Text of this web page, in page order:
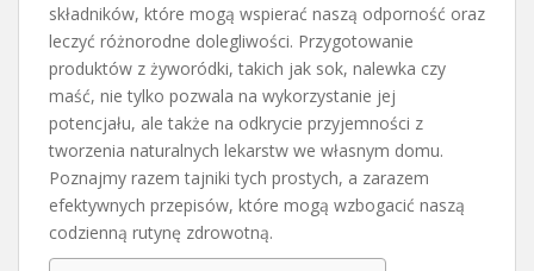
składników, które mogą wspierać naszą odporność oraz
leczyć różnorodne dolegliwości. Przygotowanie
produktów z żyworódki, takich jak sok, nalewka czy
maść, nie tylko pozwala na wykorzystanie jej
potencjału, ale także na odkrycie przyjemności z
tworzenia naturalnych lekarstw we własnym domu.
Poznajmy razem tajniki tych prostych, a zarazem
efektywnych przepisów, które mogą wzbogacić naszą
codzienną rutynę zdrowotną.